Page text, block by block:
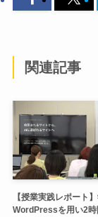
関連記事
【授業実践レポート
WordPressを用い2時